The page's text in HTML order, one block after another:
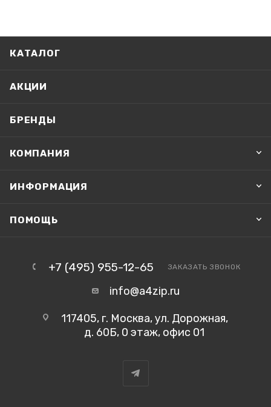
КАТАЛОГ
АКЦИИ
БРЕНДЫ
КОМПАНИЯ
ИНФОРМАЦИЯ
ПОМОЩЬ
+7 (495) 955-12-65 ЗАКАЗАТЬ ЗВОНОК
info@a4zip.ru
117405, г. Москва, ул. Дорожная,
д. 60Б, 0 этаж, офис 01